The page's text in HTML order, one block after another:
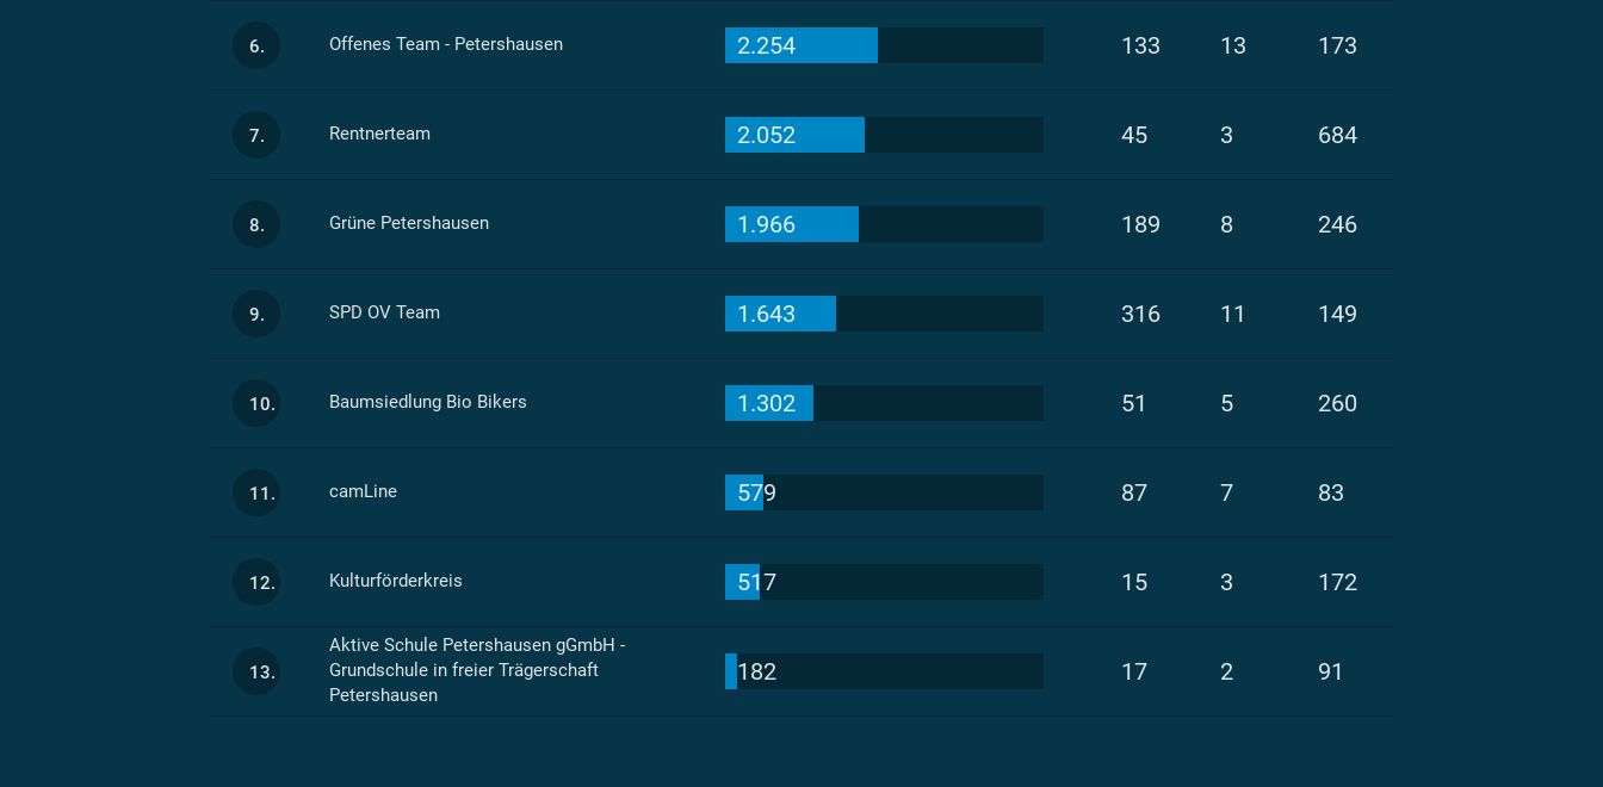
6. Offenes Team - Petershausen 2.254 133 13 173
7. Rentnerteam 2.052 45 3 684
8. Grüne Petershausen 1.966 189 8 246
9. SPD OV Team 1.643 316 11 149
10. Baumsiedlung Bio Bikers 1.302 51 5 260
11. camLine 579 87 7 83
12. Kulturförderkreis 517 15 3 172
13.
Aktive Schule Petershausen gGmbH -
Grundschule in freier Trägerschaft
Petershausen
182 17 2 91